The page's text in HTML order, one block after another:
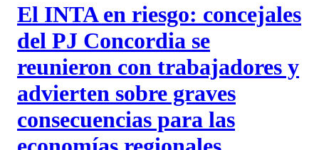
El INTA en riesgo: concejales
del PJ Concordia se
reunieron con trabajadores y
advierten sobre graves
consecuencias para las